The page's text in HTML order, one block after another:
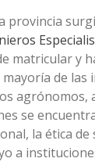
provincia
matricular y
de las
agrónomos,
se
la ética de
a